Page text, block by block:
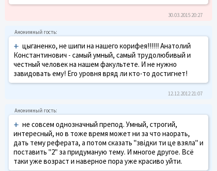
30.03.2015 20:27
+ цыганенко, не шипи на нашего корифея!!!!!! Анатолий
Константинович - самый умный, самый трудолюбивый и
честный человек на нашем факультете. И не нужно
завидовать ему! Его уровня вряд ли кто-то достигнет!
12.12.2012 21:07
+ не совсем однозначный препод. Умный, строгий,
интересный, но в тоже время может ни за что наорать,
дать тему реферата, а потом сказать "звідки ти це взяла" и
поставить "2" за придуманую тему. И многое другое. Всё
таки уже возраст и наверное пора уже красиво уйти.